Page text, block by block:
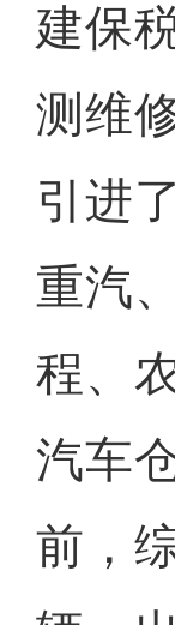
建保
测维
引进
重汽
程、
汽车
前，